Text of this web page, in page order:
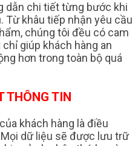
dẫn chi tiết từng bước khi
Từ khâu tiếp nhận yêu cầu
chúng tôi đều có cam
giúp khách hàng an
hơn trong toàn bộ quá
THÔNG TIN
khách hàng là điều
dữ liệu sẽ được lưu trữ